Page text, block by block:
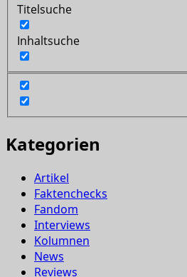
Titelsuche
Inhaltsuche
Kategorien
Artikel
Faktenchecks
Fandom
Interviews
Kolumnen
News
Reviews